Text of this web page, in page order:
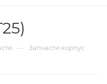
— Запчасти корпус